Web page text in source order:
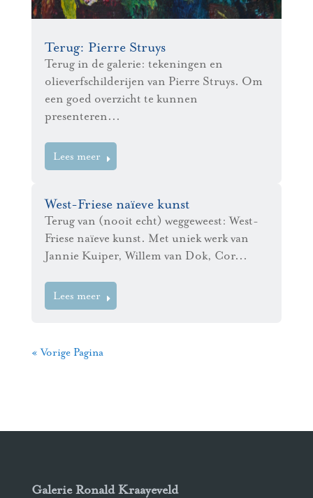
Terug: Pierre Struys
Terug in de galerie: tekeningen en
olieverfschilderijen van Pierre Struys. Om
een goed overzicht te kunnen
presenteren...
Lees meer
West-Friese naïeve kunst
Terug van (nooit echt) weggeweest: West-
Friese naïeve kunst. Met uniek werk van
Jannie Kuiper, Willem van Dok, Cor...
Lees meer
« Vorige Pagina
Galerie Ronald Kraayeveld